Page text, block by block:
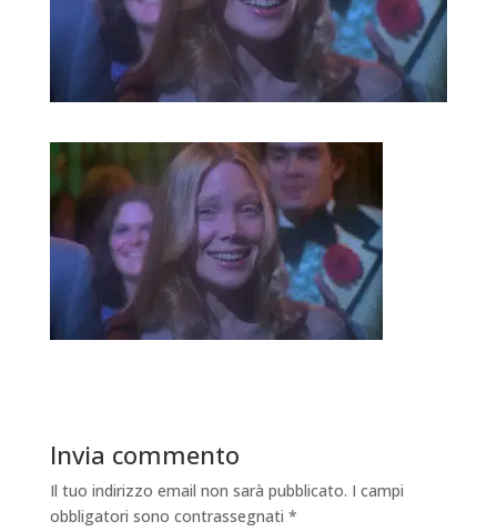
Invia commento
Il tuo indirizzo email non sarà pubblicato. I campi
obbligatori sono contrassegnati *